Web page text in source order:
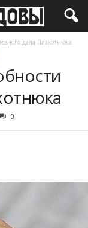
дела Плахотнюка
0